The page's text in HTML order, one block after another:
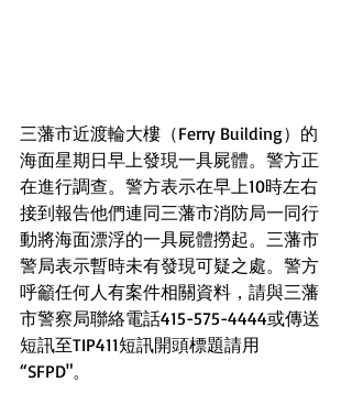
三藩市近渡輪大樓（Ferry Building）的
海面星期日早上發現一具屍體。警方正
在進行調查。警方表示在早上10時左右
接到報告他們連同三藩市消防局一同行
動將海面漂浮的一具屍體撈起。三藩市
警局表示暫時未有發現可疑之處。警方
呼籲任何人有案件相關資料，請與三藩
市警察局聯絡電話415-575-4444或傳送
短訊至TIP411短訊開頭標題請用
“SFPD"。